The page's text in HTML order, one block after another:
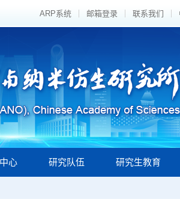
ARP系统 邮箱登录 联系我们
心 研究队伍 研究生教育